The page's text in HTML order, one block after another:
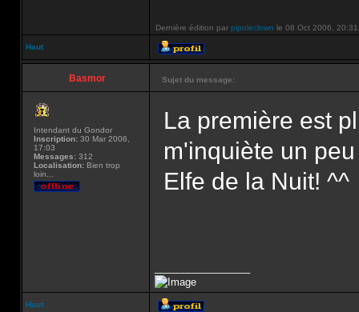
Dernière édition par pipoleclown le 08 Oct 2006,
Haut
Basmor Sujet du message:
Intendant du Gondor
Inscription: 30 Mar 2006,
17:03
Messages: 312
Localisation: Bien trop
loin...
La première est
m'inquiète un
Elfe de la Nuit! ^^
Haut